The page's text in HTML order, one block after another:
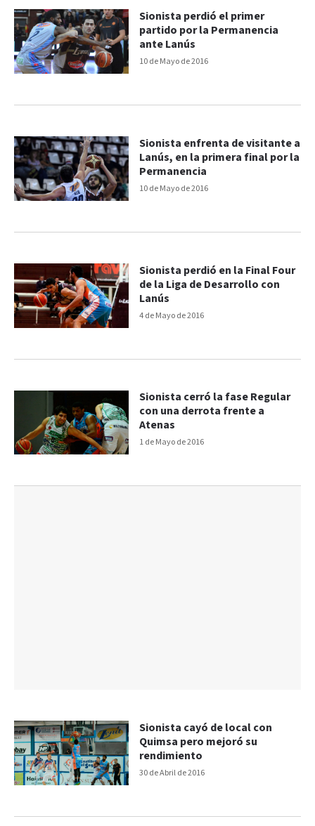
10 de Mayo de 2016
Sionista perdió el primer
partido por la Permanencia
ante Lanús
10 de Mayo de 2016
Sionista enfrenta de visitante a
Lanús, en la primera final por la
Permanencia
4 de Mayo de 2016
Sionista perdió en la Final Four
de la Liga de Desarrollo con
Lanús
1 de Mayo de 2016
Sionista cerró la fase Regular
con una derrota frente a
Atenas
30 de Abril de 2016
Sionista cayó de local con
Quimsa pero mejoró su
rendimiento